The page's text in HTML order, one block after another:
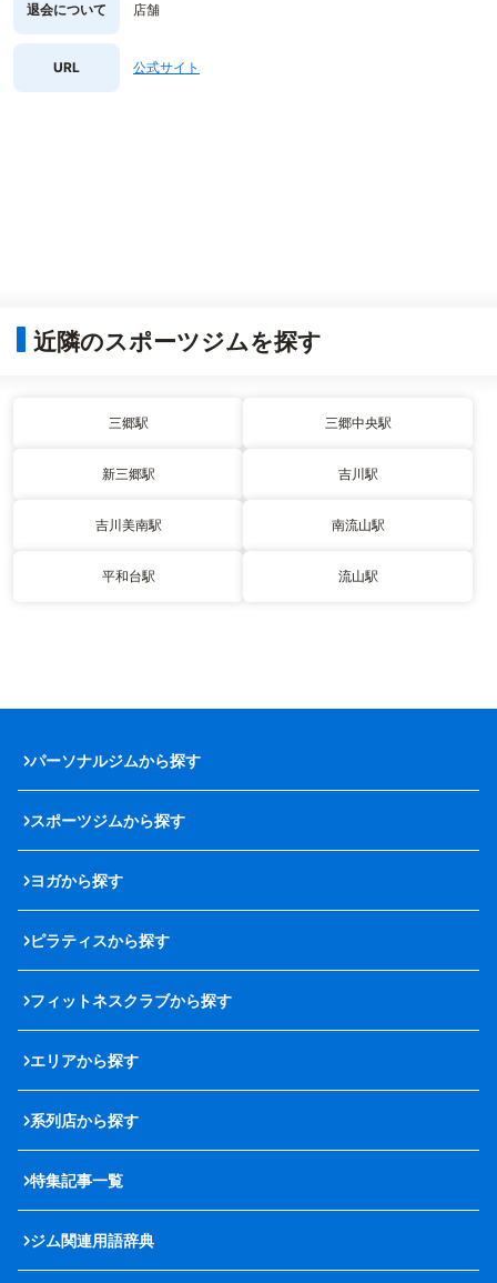
退会について 店舗
URL 公式サイト
近隣のスポーツジムを探す
三郷駅 三郷中央駅
新三郷駅 吉川駅
吉川美南駅 南流山駅
平和台駅 流山駅
パーソナルジムから探す
スポーツジムから探す
ヨガから探す
ピラティスから探す
フィットネスクラブから探す
エリアから探す
系列店から探す
特集記事一覧
ジム関連用語辞典